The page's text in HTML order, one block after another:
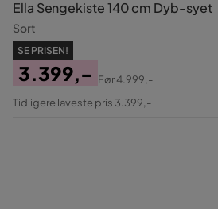
Ella Sengekiste 140 cm Dyb-syet
Sort
SE PRISEN!
Pris
3.399,-
Original
Før4.999,-
Tidligere laveste pris 3.399,-